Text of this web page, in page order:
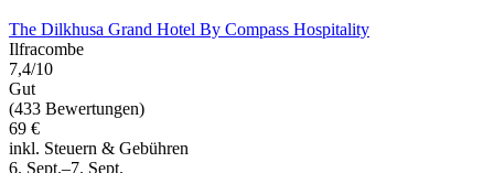
The Dilkhusa Grand Hotel By Compass Hospitality
Ilfracombe
7,4/10
Gut
(433 Bewertungen)
69 €
inkl. Steuern & Gebühren
6. Sept.–7. Sept.